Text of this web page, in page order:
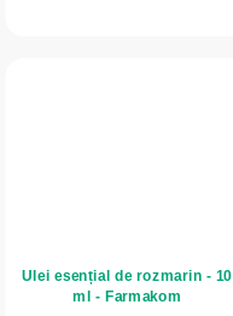
Ulei esențial de rozmarin - 10
ml - Farmakom